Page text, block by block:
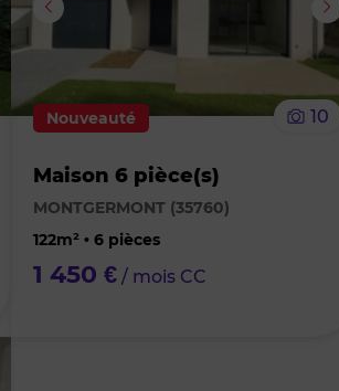
Nouveauté 10
Maison 6 pièce(s)
MONTGERMONT (35760)
122m² • 6 pièces
1 450 € / mois CC